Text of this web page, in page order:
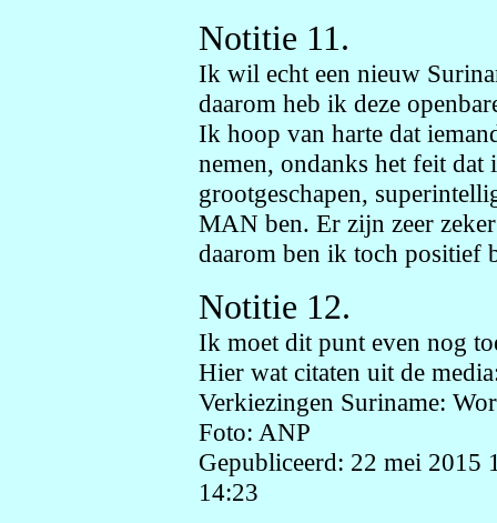
Notitie 11.
Ik wil echt een nieuw
daarom heb ik deze
Ik hoop van harte dat
nemen, ondanks het feit dat
grootgeschapen,
MAN ben. Er zijn zeer
daarom ben ik toch positief
Notitie 12.
Ik moet dit punt even nog
Hier wat citaten uit de
Verkiezingen Suriname:
Foto: ANP
Gepubliceerd: 22 mei 2015
14:23